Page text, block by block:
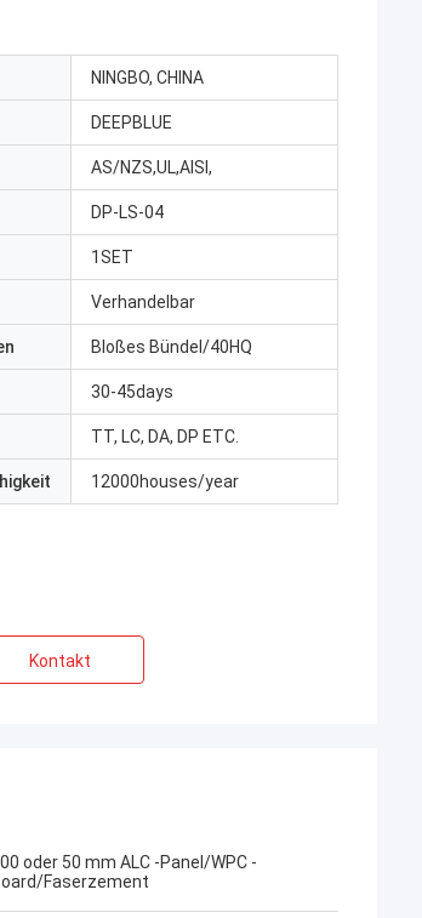
NINGBO, CHINA
DEEPBLUE
AS/NZS,UL,AISI,
DP-LS-04
1SET
Verhandelbar
Bloßes Bündel/40HQ
30-45days
TT, LC, DA, DP ETC.
12000houses/year
Kontakt
oder 50 mm ALC -Panel/WPC -
Faserzement